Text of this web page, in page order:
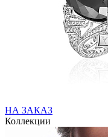
НА ЗАКАЗ
Коллекции